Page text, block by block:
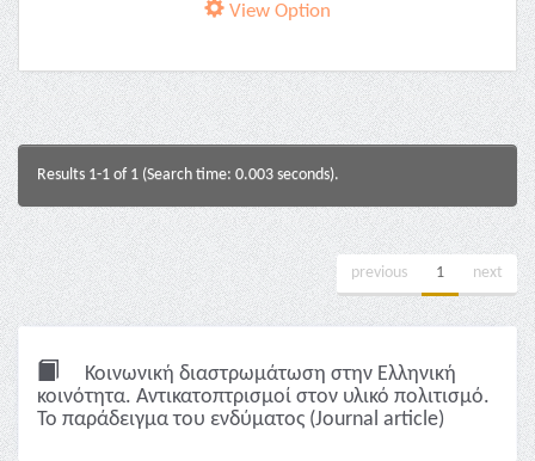
View Option
Results 1-1 of 1 (Search time: 0.003 seconds).
previous 1 next
Κοινωνική διαστρωμάτωση στην Ελληνική
κοινότητα. Αντικατοπτρισμοί στον υλικό πολιτισμό.
Το παράδειγμα του ενδύματος (Journal article)